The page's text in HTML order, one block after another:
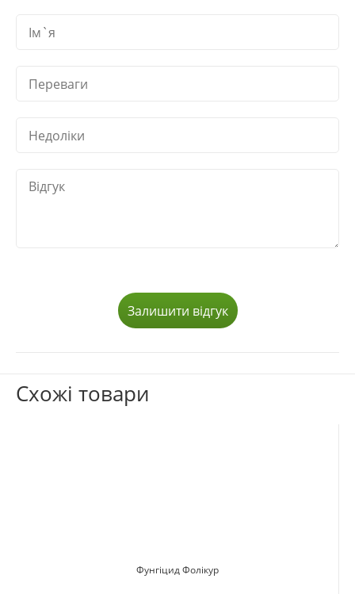
Залишити відгук
Схожі товари
Фунгіцид Фолікур